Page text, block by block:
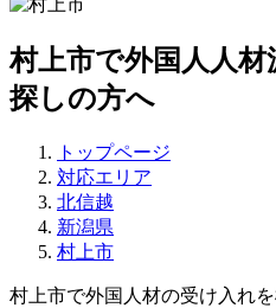
村上市で外国人人
探しの方へ
トップページ
対応エリア
北信越
新潟県
村上市
村上市で外国人材の受け入れ